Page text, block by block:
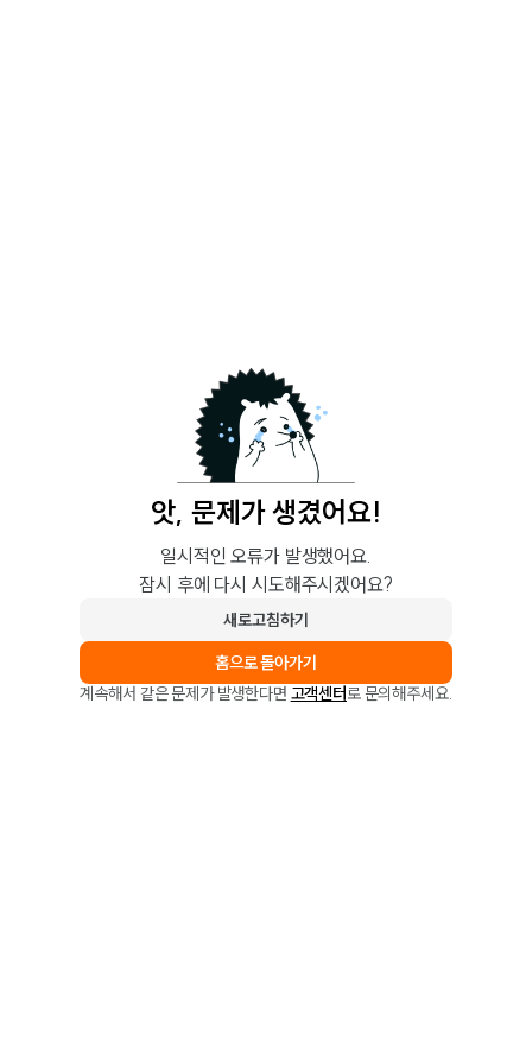
앗, 문제가 생겼어요!
일시적인 오류가 발생했어요.
잠시 후에 다시 시도해주시겠어요?
새로고침하기
홈으로 돌아가기
계속해서 같은 문제가 발생한다면 고객센터로 문의해주세요.